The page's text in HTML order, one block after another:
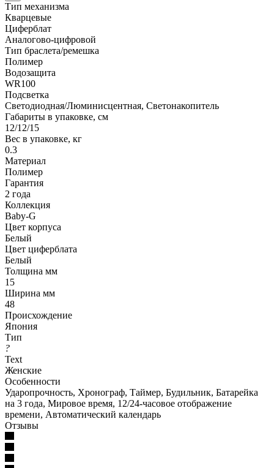
Тип механизма
Кварцевые
Циферблат
Аналогово-цифровой
Тип браслета/ремешка
Полимер
Водозащита
WR100
Подсветка
Светодиодная/Люминисцентная, Светонакопитель
Габариты в упаковке, см
12/12/15
Вес в упаковке, кг
0.3
Материал
Полимер
Гарантия
2 года
Коллекция
Baby-G
Цвет корпуса
Белый
Цвет циферблата
Белый
Толщина мм
15
Ширина мм
48
Происхождение
Япония
Тип
?
Text
Женские
Особенности
Ударопрочность, Хронограф, Таймер, Будильник, Батарейка
на 3 года, Мировое время, 12/24-часовое отображение
времени, Автоматический календарь
Отзывы